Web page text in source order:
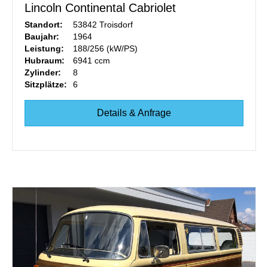
Lincoln Continental Cabriolet
Standort:
53842 Troisdorf
Baujahr:
1964
Leistung:
188/256 (kW/PS)
Hubraum:
6941 ccm
Zylinder:
8
Sitzplätze:
6
Details & Anfrage